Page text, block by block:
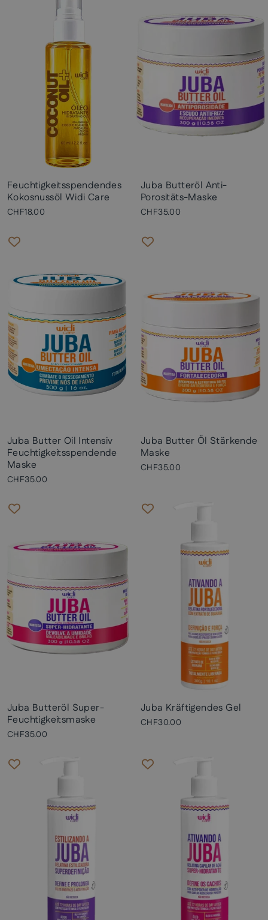
Feuchtigkeitsspendendes
Kokosnussöl Widi Care
CHF18.00
Juba Butteröl Anti-
Porositäts-Maske
CHF35.00
Juba Butter Oil Intensiv
Feuchtigkeitsspendende
Maske
CHF35.00
Juba Butter Öl Stärkende
Maske
CHF35.00
Juba Butteröl Super-
Feuchtigkeitsmaske
CHF35.00
Juba Kräftigendes Gel
CHF30.00